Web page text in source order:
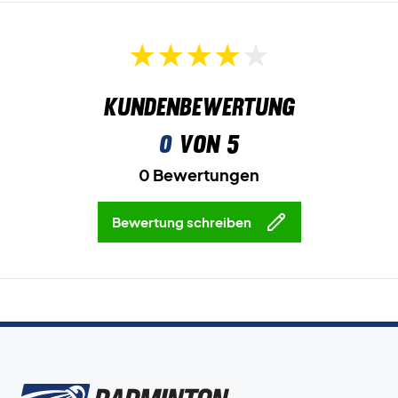
Kundenbewertung
0von 5
0 Bewertungen
Bewertung schreiben